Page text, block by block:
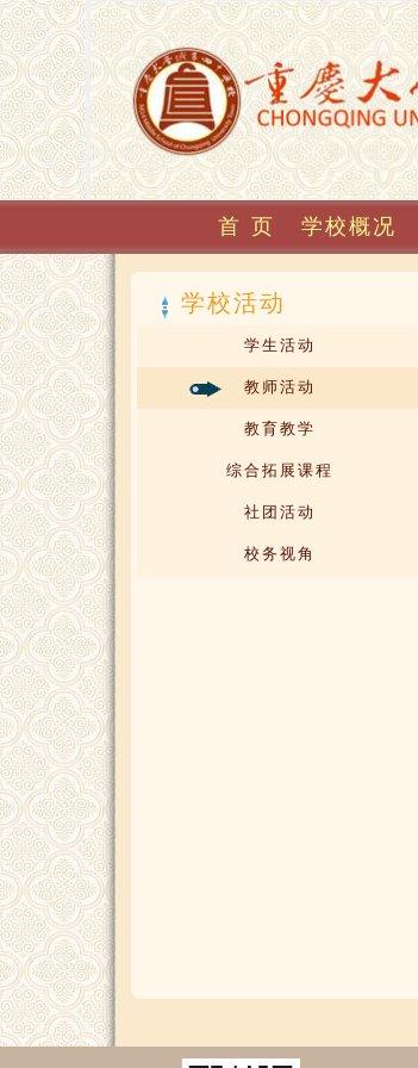
首 页 学校概况
学校活动
学生活动
教师活动
教育教学
综合拓展课程
社团活动
校务视角